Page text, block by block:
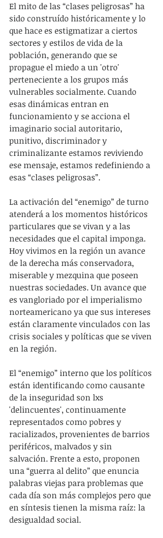
El mito de las “clases peligrosas” ha
sido construído históricamente y lo
que hace es estigmatizar a ciertos
sectores y estilos de vida de la
población, generando que se
propague el miedo a un 'otro'
perteneciente a los grupos más
vulnerables socialmente. Cuando
esas dinámicas entran en
funcionamiento y se acciona el
imaginario social autoritario,
punitivo, discriminador y
criminalizante estamos reviviendo
ese mensaje, estamos redefiniendo a
esas “clases peligrosas”.
La activación del “enemigo” de turno
atenderá a los momentos históricos
particulares que se vivan y a las
necesidades que el capital imponga.
Hoy vivimos en la región un avance
de la derecha más conservadora,
miserable y mezquina que poseen
nuestras sociedades. Un avance que
es vangloriado por el imperialismo
norteamericano ya que sus intereses
están claramente vinculados con las
crisis sociales y políticas que se viven
en la región.
El “enemigo” interno que los políticos
están identificando como causante
de la inseguridad son lxs
'delincuentes', continuamente
representados como pobres y
racializados, provenientes de barrios
periféricos, malvados y sin
salvación. Frente a esto, proponen
una “guerra al delito” que enuncia
palabras viejas para problemas que
cada día son más complejos pero que
en síntesis tienen la misma raíz: la
desigualdad social.